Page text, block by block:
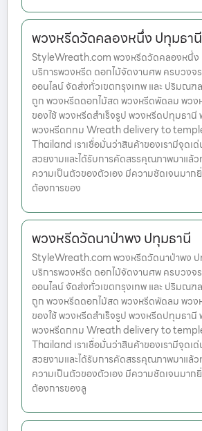
พวงหรีดวัดคลองหนึ่ง ปทุมธานี
StyleWreath.com พวงหรีดวัดคลองหนึ่ง
บริการพวงหรีด ดอกไม้จัดงานศพ ครบวงจ
ออนไลน์ จัดส่งทั่วเขตกรุงเทพ และ ปริมณฑ
ถูก พวงหรีดดอกไม้สด พวงหรีดพัดลม พวง
ของใช้ พวงหรีดสำเร็จรูป พวงหรีดปทุมธา
พวงหรีดกทม Wreath delivery to
Thailand เราเชื่อมั่นว่าสินค้าของเรามีจุดเ
สวยงามและได้รับการคัดสรรคุณภาพมาแล้
ความเป็นตัวของตัวเอง มีความชัดเจนมาก
ต้องการของ
พวงหรีดวัดนาป่าพง ปทุมธานี
StyleWreath.com พวงหรีดวัดนาป่าพง ป
บริการพวงหรีด ดอกไม้จัดงานศพ ครบวงจ
ออนไลน์ จัดส่งทั่วเขตกรุงเทพ และ ปริมณฑ
ถูก พวงหรีดดอกไม้สด พวงหรีดพัดลม พวง
ของใช้ พวงหรีดสำเร็จรูป พวงหรีดปทุมธา
พวงหรีดกทม Wreath delivery to
Thailand เราเชื่อมั่นว่าสินค้าของเรามีจุดเ
สวยงามและได้รับการคัดสรรคุณภาพมาแล้
ความเป็นตัวของตัวเอง มีความชัดเจนมาก
ต้องการของลู